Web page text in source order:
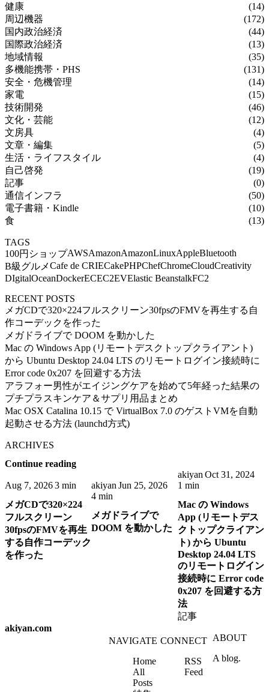
健康
(14)
周辺機器
(172)
国内政治経済
(44)
国際政治経済
(13)
地域情報
(35)
多機能携帯・PHS
(131)
安全・危機管理
(14)
家電
(15)
技術開発
(46)
文化・芸能
(12)
文房具
(4)
文章・編集
(5)
生活・ライフスタイル
(4)
自己啓発
(19)
記事
(0)
通信インフラ
(50)
電子書籍・Kindle
(10)
食
(13)
TAGS
100円ショップAWSAmazonAmazonLinuxAppleBluetooth
B級グルメCafe de CRIECakePHPChefChromeCloudCreativity
DIgitalOceanDockerECEC2EVElastic BeanstalkFC2
RECENT POSTS
メガCDで320×224フルスクリーン30fpsのFMVを再生する自
作コーデックを作った
メガドライブで DOOM を動かした
Mac の Windows App (リモートデスクトップクライアント)
から Ubuntu Desktop 24.04 LTS のリモートログイン接続時に
Error code 0x207 を回避する方法
アラフォー男性がエイジングケアを始めて5年経った結果の
プチプラスキンケア＆サプリ用品まとめ
Mac OSX Catalina 10.15 で VirtualBox 7.0 のゲストVMを自動
起動させる方法 (launchd方式)
ARCHIVES
Continue reading
Aug 7, 20263 min
メガCDで320×224
フルスクリーン
30fpsのFMVを再生
する自作コーデック
を作った
akiyan Jun 25, 2026
4 min
メガドライブで
DOOM を動かした
akiyan Oct 31, 2024
1 min
Mac の Windows
App (リモートデス
クトップクライアン
ト) から Ubuntu
Desktop 24.04 LTS
のリモートログイン
接続時に Error code
0x207 を回避する方
法
記事
akiyan.com
NAVIGATE
Home
All
Posts
CONNECT
RSS
Feed
ABOUT
A blog.